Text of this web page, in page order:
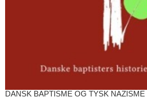
DANSK BAPTISME OG TYSK NAZISME